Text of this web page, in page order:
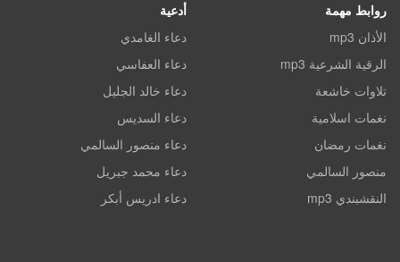
روابط مهمة
الأذان mp3
الرقية الشرعية mp3
تلاوات خاشعة
نغمات اسلامية
نغمات رمضان
منصور السالمي
النقشبندي mp3
أدعية
دعاء الغامدي
دعاء العفاسي
دعاء خالد الجليل
دعاء السديس
دعاء منصور السالمي
دعاء محمد جبريل
دعاء ادريس أبكر